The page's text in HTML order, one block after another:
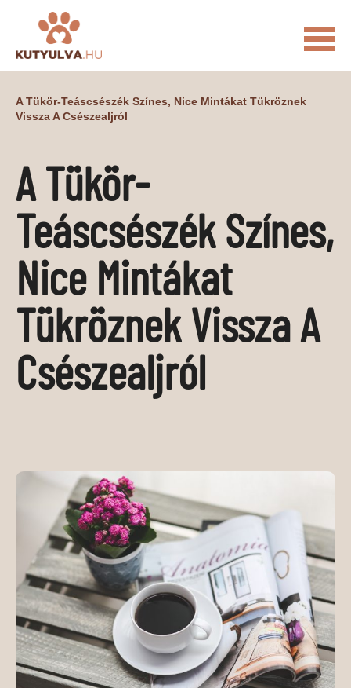
MACSKÁS VIDEÓK
ÉLETKÉPEK
ÁLLATI
ÁLLATI ELEDELEK ÁLLATI FELSZERELÉSEK
ÁLLATI SZOLGÁLTATÁSOK
PR CIKKEK
MÉDIAAJÁNLAT
A Tükör-Teáscsészék Színes, Nice Mintákat Tükröznek
Vissza A Csészealjról
A Tükör-
Teáscsészék Színes,
Nice Mintákat
Tükröznek Vissza A
Csészealjról